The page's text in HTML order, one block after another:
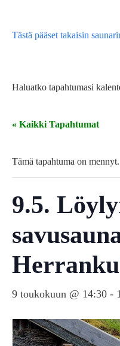
Tästä pääset takaisin
Haluatko tapahtumasi
« Kaikki Tapahtumat
Tämä tapahtuma on mennyt.
9.5.
9 toukokuun @ 14:30 -